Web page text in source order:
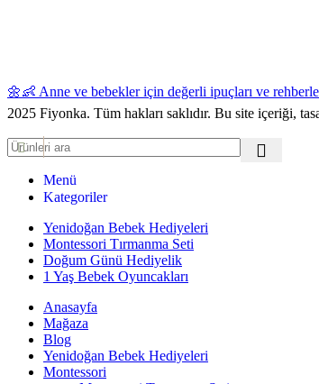
🌼👶 Anne ve bebekler için değerli ipuçları ve
2025 Fiyonka. Tüm hakları saklıdır. Bu site içeriği,
Menü
Kategoriler
Yenidoğan Bebek Hediyeleri
Montessori Tırmanma Seti
Doğum Günü Hediyelik
1 Yaş Bebek Oyuncakları
Anasayfa
Mağaza
Blog
Yenidoğan Bebek Hediyeleri
Montessori